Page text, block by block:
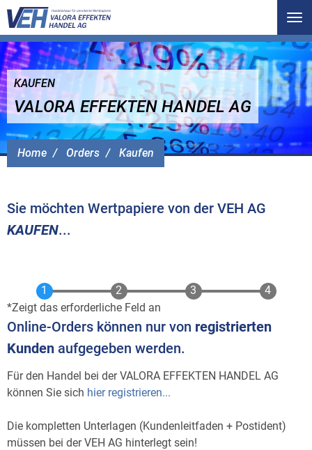
Home Orders Kaufen
KAUFEN
VALORA EFFEKTEN HANDEL AG
Sie möchten Wertpapiere von der VEH AG
KAUFEN...
Zeigt das erforderliche Feld an
Online-Orders können nur von registrierten
Kunden aufgegeben werden.
Für den Handel bei der VALORA EFFEKTEN HANDEL AG
können Sie sich hier registrieren...
Die kompletten Unterlagen (Kundenleitfaden + Postident)
müssen bei der VEH AG hinterlegt sein!